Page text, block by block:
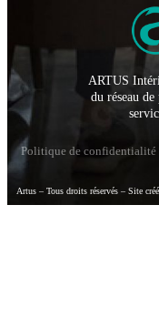
ARTUS
du réseau
Politique de confidentialité
Artus – Tous droits réservés – Site